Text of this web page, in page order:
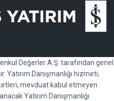
Değerler A.Ş. tarafından genel
Yatırım Danışmanlığı hizmeti;
mevduat kabul etmeyen
Yatırım Danışmanlığı